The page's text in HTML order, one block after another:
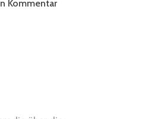
Kommentar